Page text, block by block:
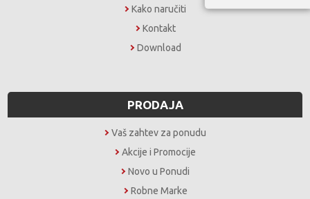
Kako naručiti
Kontakt
Download
PRODAJA
Vaš zahtev za ponudu
Akcije i Promocije
Novo u Ponudi
Robne Marke